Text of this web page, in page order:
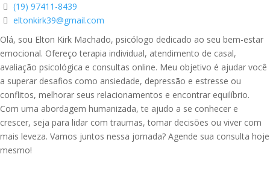
(19) 97411-8439
eltonkirk39@gmail.com
Olá, sou Elton Kirk Machado, psicólogo dedicado ao seu bem-estar
emocional. Ofereço terapia individual, atendimento de casal,
avaliação psicológica e consultas online. Meu objetivo é ajudar você
a superar desafios como ansiedade, depressão e estresse ou
conflitos, melhorar seus relacionamentos e encontrar equilíbrio.
Com uma abordagem humanizada, te ajudo a se conhecer e
crescer, seja para lidar com traumas, tomar decisões ou viver com
mais leveza. Vamos juntos nessa jornada? Agende sua consulta hoje
mesmo!